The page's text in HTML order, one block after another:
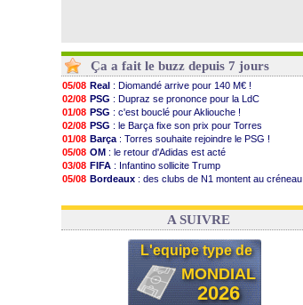
Ça a fait le buzz depuis 7 jours
05/08 Real : Diomandé arrive pour 140 M€ !
02/08 PSG : Dupraz se prononce pour la LdC
01/08 PSG : c'est bouclé pour Akliouche !
02/08 PSG : le Barça fixe son prix pour Torres
01/08 Barça : Torres souhaite rejoindre le PSG !
05/08 OM : le retour d'Adidas est acté
03/08 FIFA : Infantino sollicite Trump
05/08 Bordeaux : des clubs de N1 montent au créneau
03/08 Real: le démenti de Leipzig pour Diomandé
A SUIVRE
L'equipe type de
MONDIAL
2026